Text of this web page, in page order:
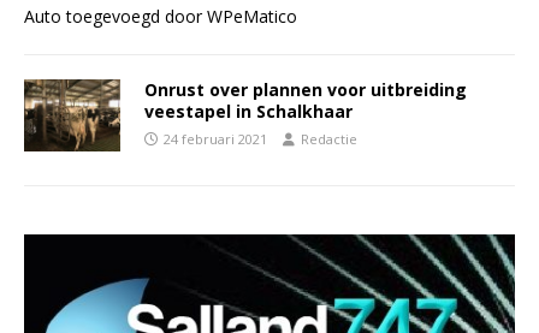
Auto toegevoegd door WPeMatico
Onrust over plannen voor uitbreiding
veestapel in Schalkhaar
24 februari 2021 Redactie